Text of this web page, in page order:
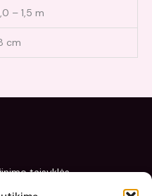
– 1,5 m
cm
taisyklės